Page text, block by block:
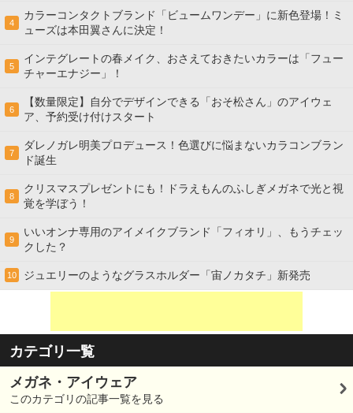
4
カラーコンタクトブランド「ビュームワンデー」に新色登場！ミ
ューズは本田翼さんに決定！
5
インテグレートの春メイク、おさえておきたいカラーは「フュー
チャーエナジー」！
6
【数量限定】自分でデザインできる「おそ松さん」のアイウェ
ア、予約受け付けスタート
7
ダレノガレ明美プロデュース！色選びに悩まないカラコンブラン
ド誕生
8
クリスマスプレゼントにも！ドラえもんのふしぎメガネで光と視
覚を学ぼう！
9
いいオンナ専用のアイメイクブランド「フィオリ」、もうチェッ
クした？
10 ジュエリーのようなグラスホルダー「宙ノカタチ」新発売
カテゴリ一覧
メガネ・アイウェア
このカテゴリの記事一覧を見る